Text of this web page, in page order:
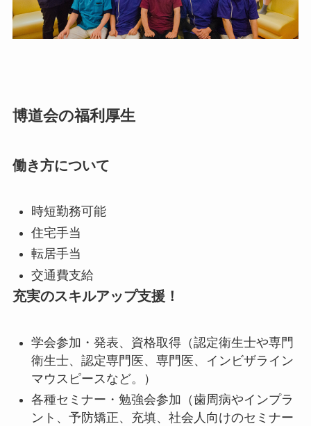
博道会の福利厚生
働き方について
時短勤務可能
住宅手当
転居手当
交通費支給
充実のスキルアップ支援！
学会参加・発表、資格取得（認定衛生士や専門
衛生士、認定専門医、専門医、インビザライン
マウスピースなど。）
各種セミナー・勉強会参加 （歯周病やインプラ
ント、予防矯正、充填、社会人向けのセミナー